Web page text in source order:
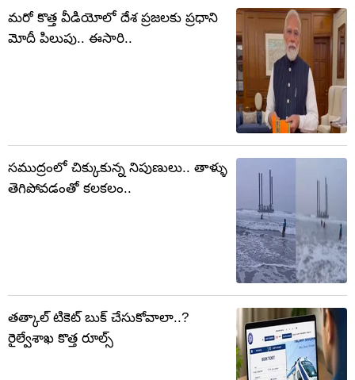
మరో కొత్త వీడియోలో దేశ ప్రజలకు ప్రధాని
మోదీ పిలుపు.. ఈసారి..
సముద్రంలో చిక్కుకున్న నిపుణులు.. తాళ్ళు
తెగిపోవడంతో కలకలం..
తత్కాల్ టికెట్ బుక్ చేసుకోవాలా..?
రైల్వేశాఖ కొత్త రూల్స్